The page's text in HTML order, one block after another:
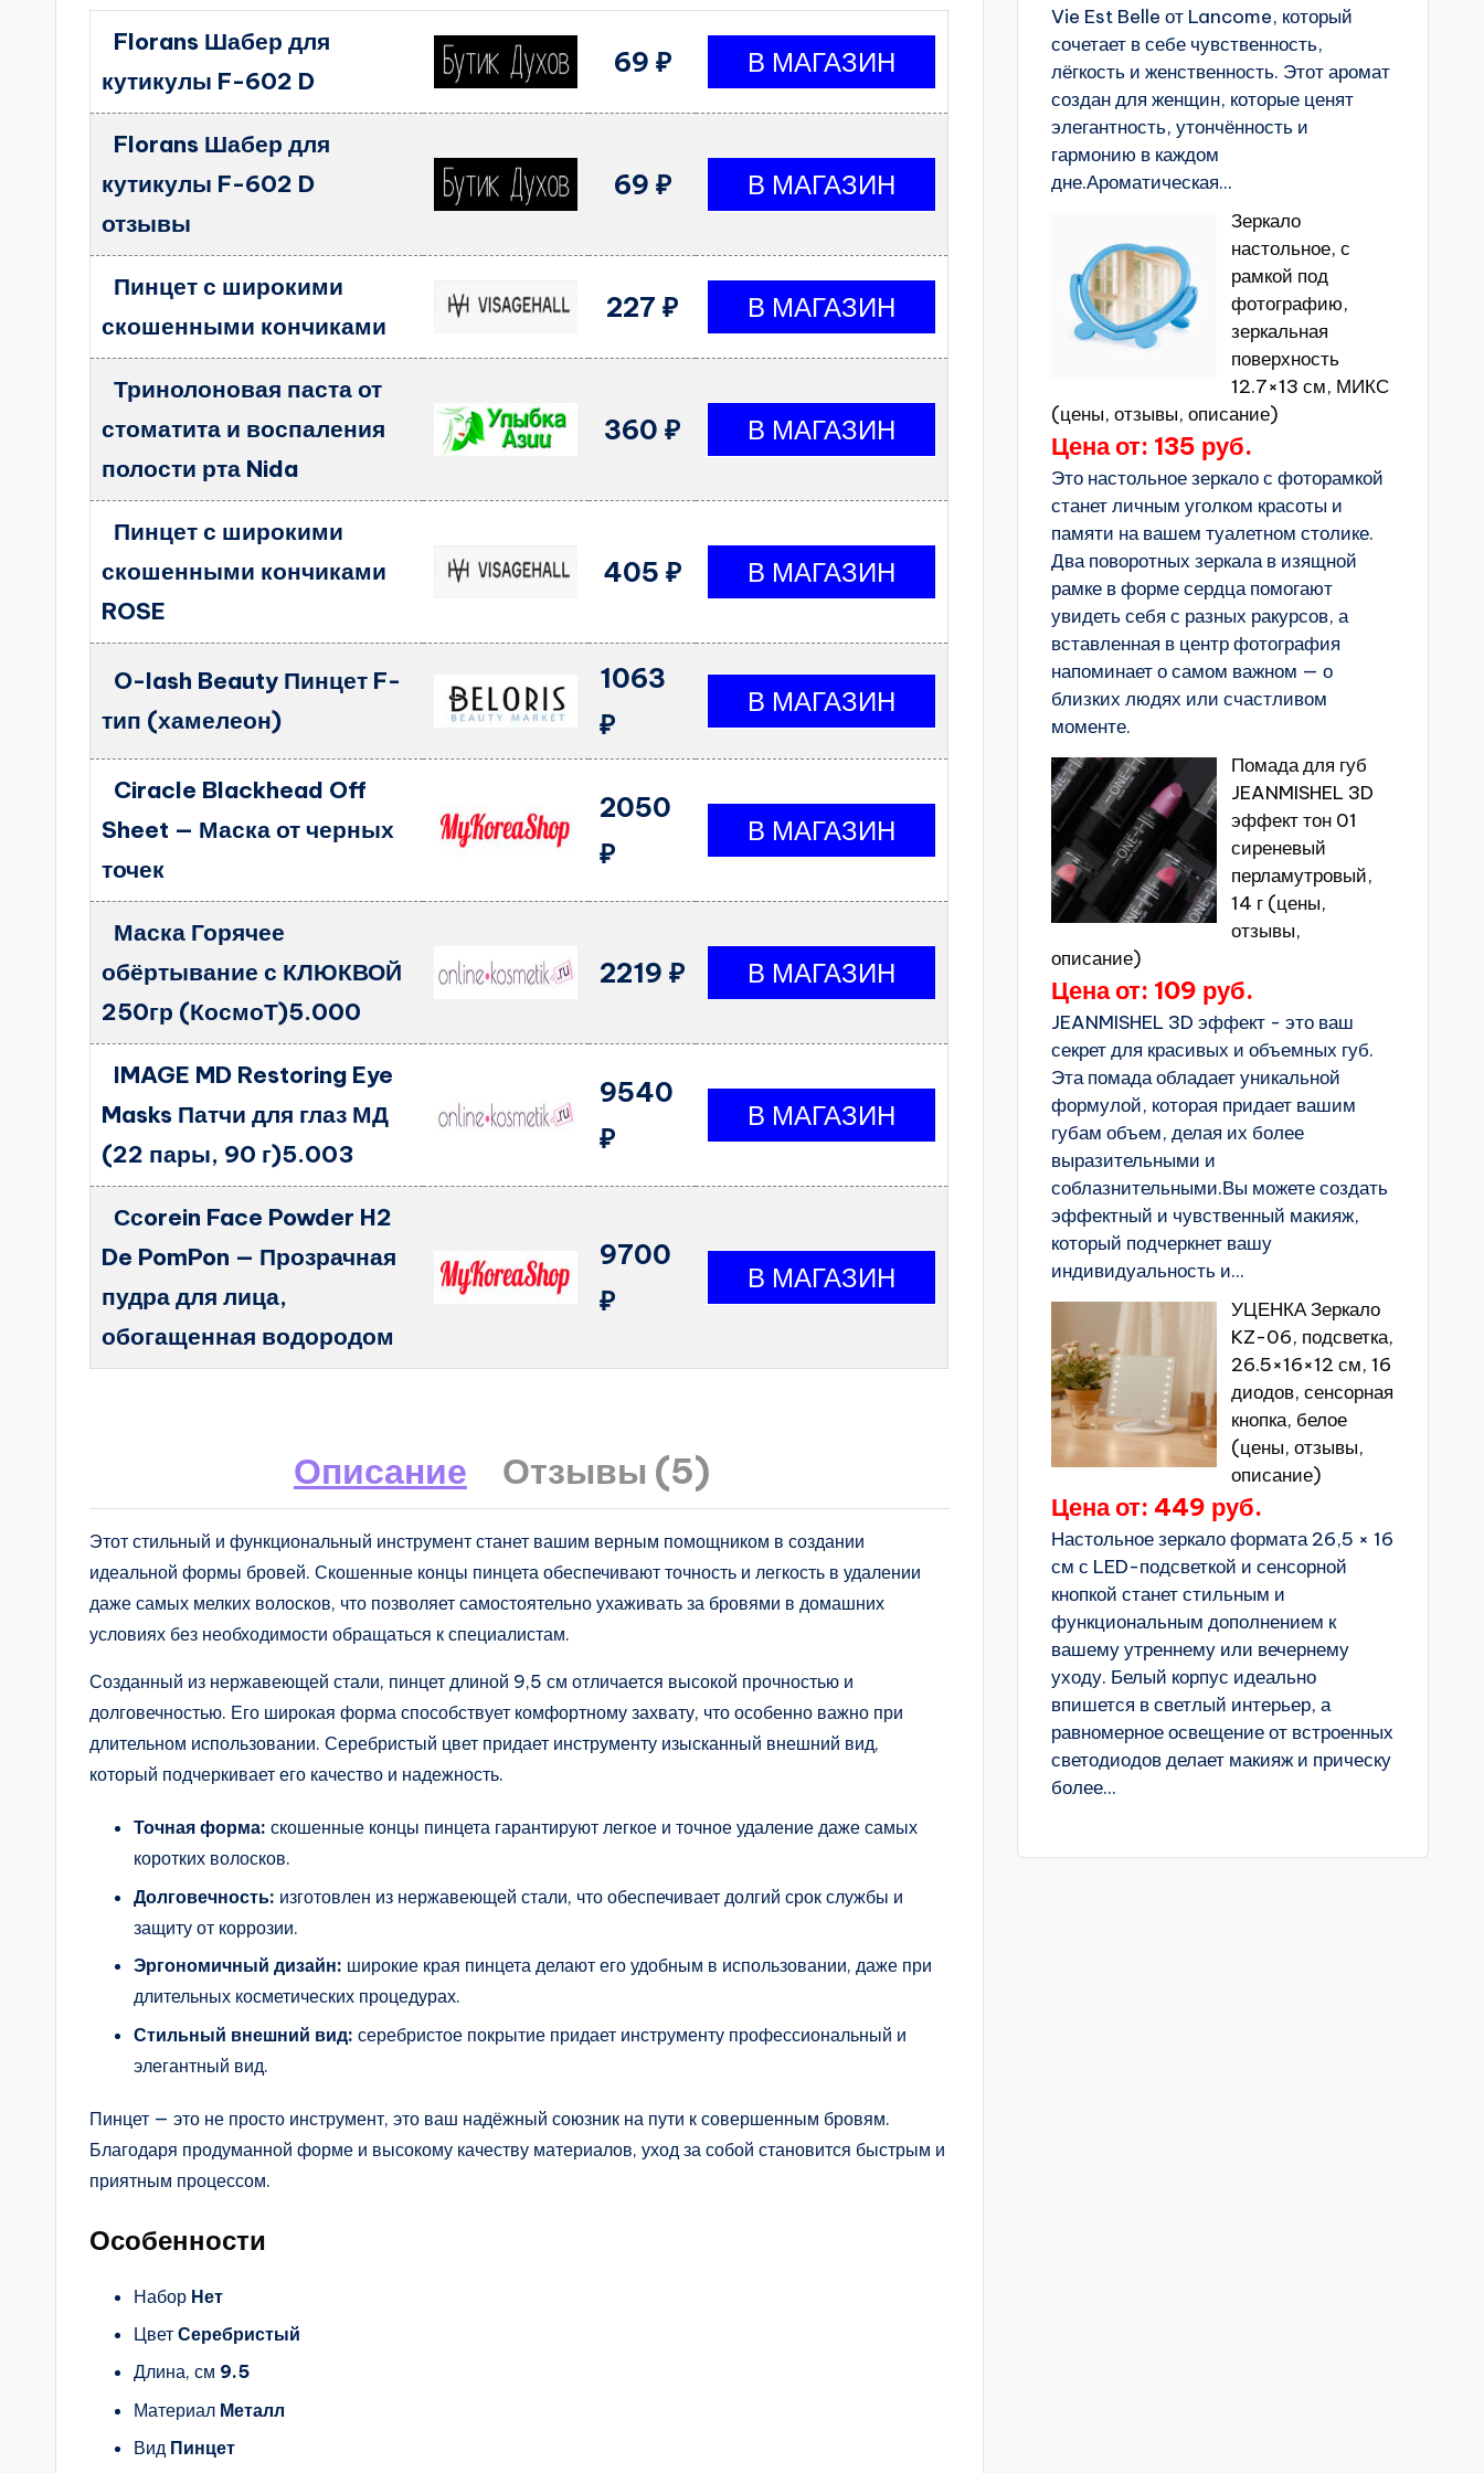
Florans Шабер для
кутикулы F-602 D
69 ₽
Florans Шабер для
кутикулы F-602 D
отзывы
69 ₽
Пинцет с широкими
скошенными кончиками
227 ₽
Тринолоновая паста от
стоматита и воспаления
полости рта Nida
360 ₽
Пинцет с широкими
скошенными кончиками
ROSE
405 ₽
O-lash Beauty Пинцет F-
тип (хамелеон)
1063
₽
Ciracle Blackhead Off
Sheet — Маска от черных
точек
2050
₽
Маска Горячее
обёртывание с КЛЮКВОЙ
250гр (КосмоТ)5.000
2219 ₽
IMAGE MD Restoring Eye
Masks Патчи для глаз МД
(22 пары, 90 г)5.003
9540
₽
Ссorein Face Powder H2
De PomPon — Прозрачная
пудра для лица,
обогащенная водородом
9700
₽
Описание Отзывы (5)
Этот стильный и функциональный инструмент станет вашим верным помощником в создании
идеальной формы бровей. Скошенные концы пинцета обеспечивают точность и легкость в удалении
даже самых мелких волосков, что позволяет самостоятельно ухаживать за бровями в домашних
условиях без необходимости обращаться к специалистам.
Созданный из нержавеющей стали, пинцет длиной 9,5 см отличается высокой прочностью и
долговечностью. Его широкая форма способствует комфортному захвату, что особенно важно при
длительном использовании. Серебристый цвет придает инструменту изысканный внешний вид,
который подчеркивает его качество и надежность.
Точная форма: скошенные концы пинцета гарантируют легкое и точное удаление даже самых
коротких волосков.
Долговечность: изготовлен из нержавеющей стали, что обеспечивает долгий срок службы и
защиту от коррозии.
Эргономичный дизайн: широкие края пинцета делают его удобным в использовании, даже при
длительных косметических процедурах.
Стильный внешний вид: серебристое покрытие придает инструменту профессиональный и
элегантный вид.
Пинцет — это не просто инструмент, это ваш надёжный союзник на пути к совершенным бровям.
Благодаря продуманной форме и высокому качеству материалов, уход за собой становится быстрым и
приятным процессом.
Особенности
Набор Нет
Цвет Серебристый
Длина, см 9.5
Материал Металл
Вид Пинцет
Vie Est Belle от Lancome, который
сочетает в себе чувственность,
лёгкость и женственность. Этот аромат
создан для женщин, которые ценят
элегантность, утончённость и
гармонию в каждом
дне.Ароматическая...
Зеркало
настольное, с
рамкой под
фотографию,
зеркальная
поверхность
12.7×13 см, МИКС
(цены, отзывы, описание)
Цена от: 135 руб.
Это настольное зеркало с фоторамкой
станет личным уголком красоты и
памяти на вашем туалетном столике.
Два поворотных зеркала в изящной
рамке в форме сердца помогают
увидеть себя с разных ракурсов, а
вставленная в центр фотография
напоминает о самом важном — о
близких людях или счастливом
моменте.
Помада для губ
JEANMISHEL 3D
эффект тон 01
сиреневый
перламутровый,
14 г (цены,
отзывы,
описание)
Цена от: 109 руб.
JEANMISHEL 3D эффект - это ваш
секрет для красивых и объемных губ.
Эта помада обладает уникальной
формулой, которая придает вашим
губам объем, делая их более
выразительными и
соблазнительными.Вы можете создать
эффектный и чувственный макияж,
который подчеркнет вашу
индивидуальность и...
УЦЕНКА Зеркало
KZ-06, подсветка,
26.5×16×12 см, 16
диодов, сенсорная
кнопка, белое
(цены, отзывы,
описание)
Цена от: 449 руб.
Настольное зеркало формата 26,5 × 16
см с LED-подсветкой и сенсорной
кнопкой станет стильным и
функциональным дополнением к
вашему утреннему или вечернему
уходу. Белый корпус идеально
впишется в светлый интерьер, а
равномерное освещение от встроенных
светодиодов делает макияж и прическу
более...